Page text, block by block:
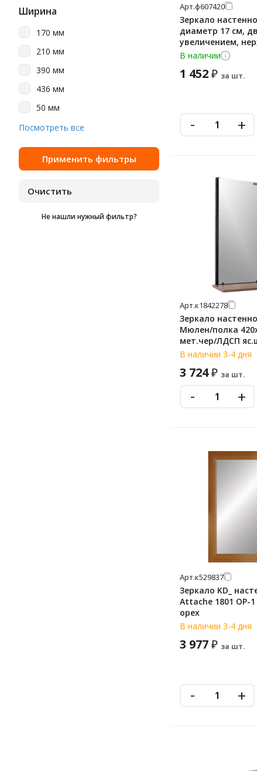
Ширина
170 мм
210 мм
390 мм
436 мм
50 мм
600 мм
Посмотреть все
Не нашли нужный фильтр?
Арт.ф607420
Зеркало
диаметр 17 см,
увеличением,
сталь, выдвижное
(гармошка), 607420
В наличии
1 452₽ за шт.
- +
Арт.к1842278
Зеркало
Мюлен/полка
мет.чер/ЛДСП
В наличии 3-4 дня
3 724₽ за шт.
- +
Арт.к529837
Зеркало KD_
Attache 1801 ОР-1
орех
В наличии 3-4 дня
3 977₽ за шт.
- +